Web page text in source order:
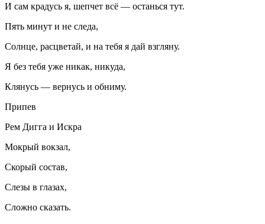
И сам крадусь я, шепчет всё — останься тут.
Пять минут и не следа,
Солнце, расцветай, и на тебя я дай взгляну.
Я без тебя уже никак, никуда,
Клянусь — вернусь и обниму.
Припев
Рем Дигга и Искра
Мокрый вокзал,
Скорый состав,
Слезы в глазах,
Сложно сказать.